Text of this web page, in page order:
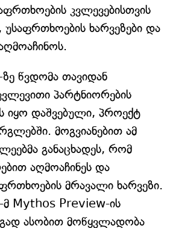
კვლევებისთვის
უსაფრთხოების ხარვეზები და
წვდომა თავიდან
პარტნიორების
იყო დაშვებული, პროექტ
მოგვიანებით ამ
განაცხადეს, რომ
აღმოაჩინეს და
მრავალი ხარვეზი.
Mythos Preview-ის
ასობით მოწყვლადობა